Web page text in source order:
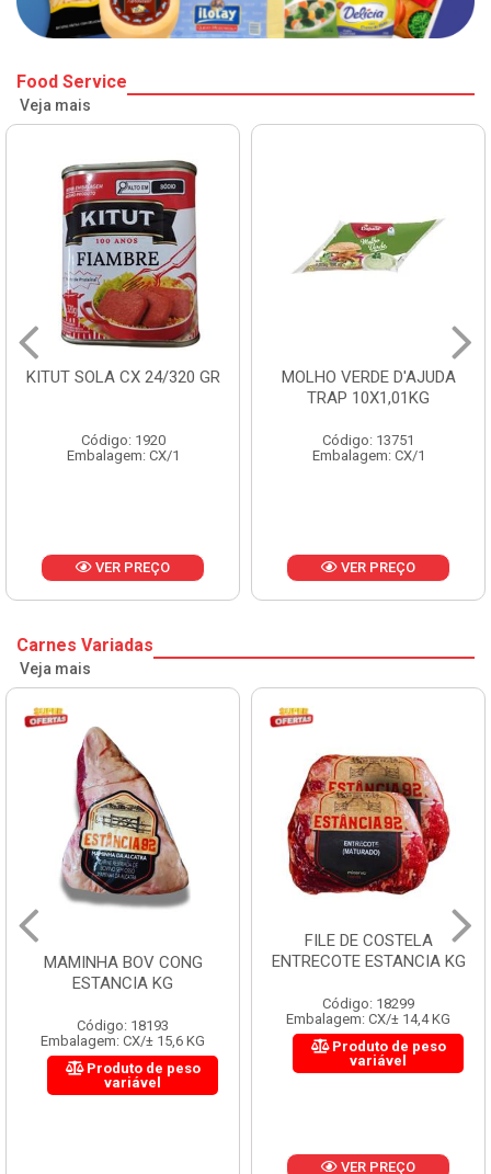
Food Service
Veja mais
KITUT SOLA CX 24/320 GR
Código: 1920
Embalagem: CX/1
VER PREÇO
MOLHO VERDE D'AJUDA
TRAP 10X1,01KG
Código: 13751
Embalagem: CX/1
VER PREÇO
Carnes Variadas
Veja mais
MAMINHA BOV CONG
ESTANCIA KG
Código: 18193
Embalagem: CX/± 15,6 KG
Produto de peso
variável
FILE DE COSTELA
ENTRECOTE ESTANCIA KG
Código: 18299
Embalagem: CX/± 14,4 KG
Produto de peso
variável
VER PREÇO